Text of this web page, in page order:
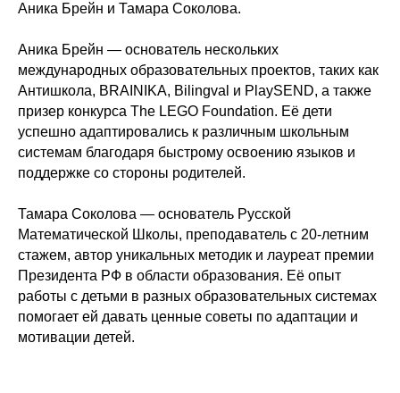
Аника Брейн и Тамара Соколова.
Аника Брейн — основатель нескольких
международных образовательных проектов, таких как
Антишкола, BRAINIKA, Bilingval и PlaySEND, а также
призер конкурса The LEGO Foundation. Её дети
успешно адаптировались к различным школьным
системам благодаря быстрому освоению языков и
поддержке со стороны родителей.
Тамара Соколова — основатель Русской
Математической Школы, преподаватель с 20-летним
стажем, автор уникальных методик и лауреат премии
Президента РФ в области образования. Её опыт
работы с детьми в разных образовательных системах
помогает ей давать ценные советы по адаптации и
мотивации детей.